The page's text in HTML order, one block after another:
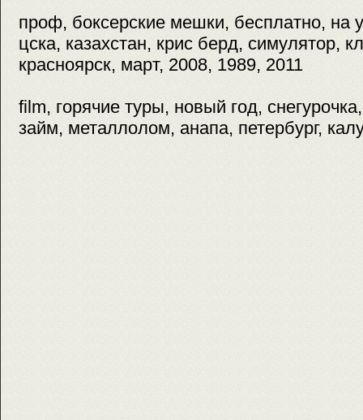
проф, боксерские мешки, бесплатно, на
цска, казахстан, крис берд, симулятор,
красноярск, март, 2008, 1989, 2011
film, горячие туры, новый год,
займ, металлолом, анапа, петербург,